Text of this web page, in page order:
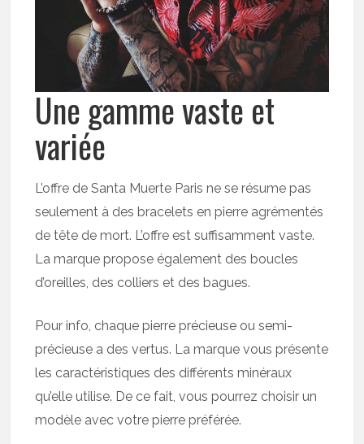
Une gamme vaste et
variée
L’offre de Santa Muerte Paris ne se résume pas
seulement à des bracelets en pierre agrémentés
de tête de mort. L’offre est suffisamment vaste.
La marque propose également des boucles
d’oreilles, des colliers et des bagues.
Pour info, chaque pierre précieuse ou semi-
précieuse a des vertus. La marque vous présente
les caractéristiques des différents minéraux
qu’elle utilise. De ce fait, vous pourrez choisir un
modèle avec votre pierre préférée.